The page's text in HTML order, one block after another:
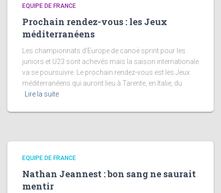
EQUIPE DE FRANCE
Prochain rendez-vous : les Jeux
méditerranéens
Les championnats d’Europe de canoë sprint pour les
juniors et U23 sont achevés mais la saison internationale
va se poursuivre. Le prochain rendez-vous est les Jeux
méditerranéens qui auront lieu à Tarente, en Italie, du
Lire la suite
EQUIPE DE FRANCE
Nathan Jeannest : bon sang ne saurait
mentir